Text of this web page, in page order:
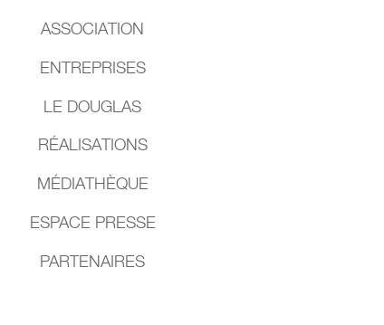
ASSOCIATION
ENTREPRISES
LE DOUGLAS
RÉALISATIONS
MÉDIATHÈQUE
ESPACE PRESSE
PARTENAIRES